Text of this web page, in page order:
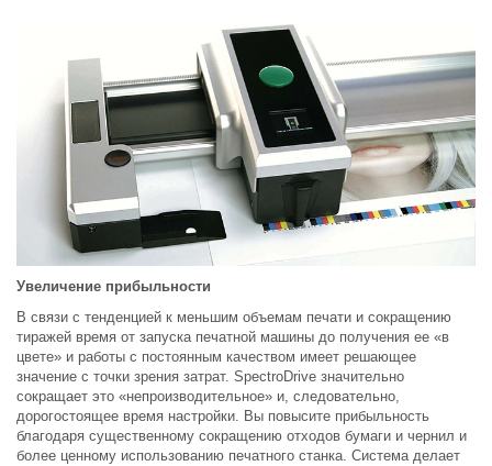
Увеличение прибыльности
В связи с тенденцией к меньшим объемам печати и сокращению
тиражей время от запуска печатной машины до получения ее «в
цвете» и работы с постоянным качеством имеет решающее
значение с точки зрения затрат. SpectroDrive значительно
сокращает это «непроизводительное» и, следовательно,
дорогостоящее время настройки. Вы повысите прибыльность
благодаря существенному сокращению отходов бумаги и чернил и
более ценному использованию печатного станка. Система делает